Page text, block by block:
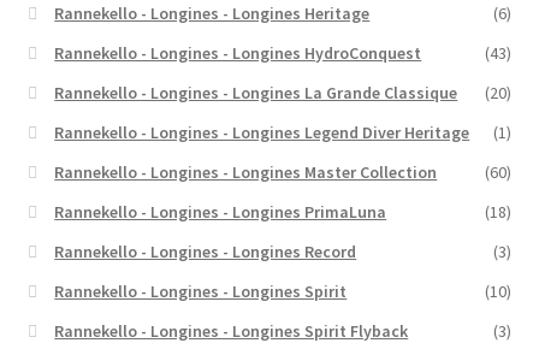
Rannekello - Longines - Longines Heritage
(6)
Rannekello - Longines - Longines HydroConquest
(43)
Rannekello - Longines - Longines La Grande Classique
(20)
Rannekello - Longines - Longines Legend Diver Heritage
(1)
Rannekello - Longines - Longines Master Collection
(60)
Rannekello - Longines - Longines PrimaLuna
(18)
Rannekello - Longines - Longines Record
(3)
Rannekello - Longines - Longines Spirit
(10)
Rannekello - Longines - Longines Spirit Flyback
(3)